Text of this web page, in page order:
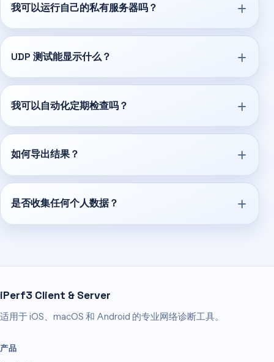
我可以运行自己的私有服务器吗？
UDP 测试能显示什么？
我可以自动化定期检查吗？
如何导出结果？
是否收集任何个人数据？
iPerf3 Client & Server
适用于 iOS、macOS 和 Android 的专业网络诊断工具。
产品